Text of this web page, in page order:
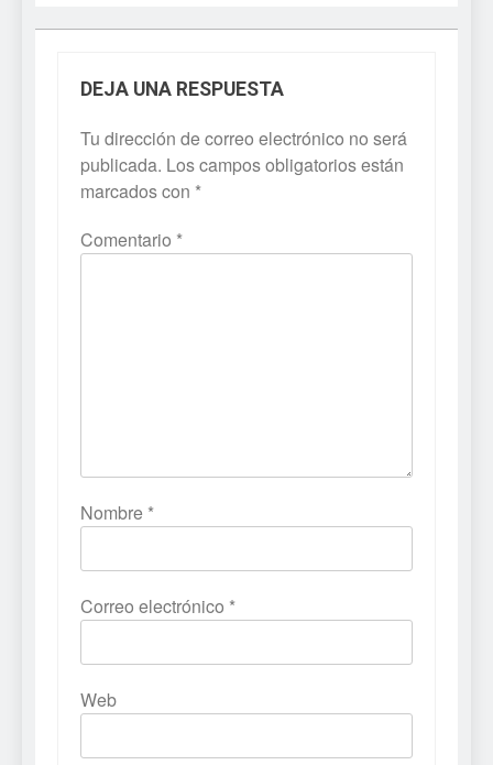
DEJA UNA RESPUESTA
Tu dirección de correo electrónico no será
publicada. Los campos obligatorios están
marcados con *
Comentario *
Nombre *
Correo electrónico *
Web